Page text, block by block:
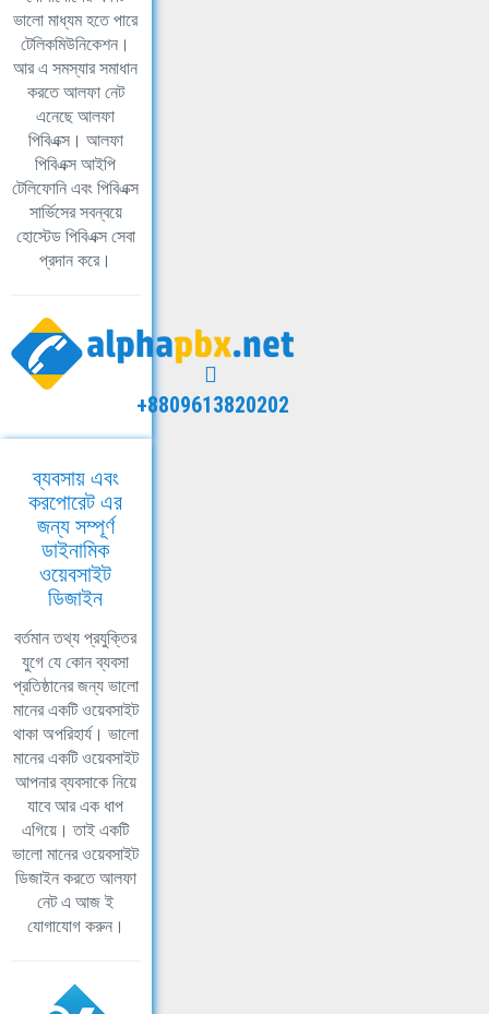
ভালো মাধ্যম হতে পারে
টেলিকমিউনিকেশন।
আর এ সমস্যার সমাধান
করতে আলফা নেট
এনেছে আলফা
পিবিএক্স। আলফা
পিবিএক্স আইপি
টেলিফোনি এবং পিবিএক্স
সার্ভিসের সবন্বয়ে
হোস্টেড পিবিএক্স সেবা
প্রদান করে।
+8809613820202
ব্যবসায় এবং
করপোরেট এর
জন্য সম্পূর্ণ
ডাইনামিক
ওয়েবসাইট
ডিজাইন
বর্তমান তথ্য প্রযুক্তির
যুগে যে কোন ব্যবসা
প্রতিষ্ঠানের জন্য ভালো
মানের একটি ওয়েবসাইট
থাকা অপরিহার্য। ভালো
মানের একটি ওয়েবসাইট
আপনার ব্যবসাকে নিয়ে
যাবে আর এক ধাপ
এগিয়ে। তাই একটি
ভালো মানের ওয়েবসাইট
ডিজাইন করতে আলফা
নেট এ আজ ই
যোগাযোগ করুন।